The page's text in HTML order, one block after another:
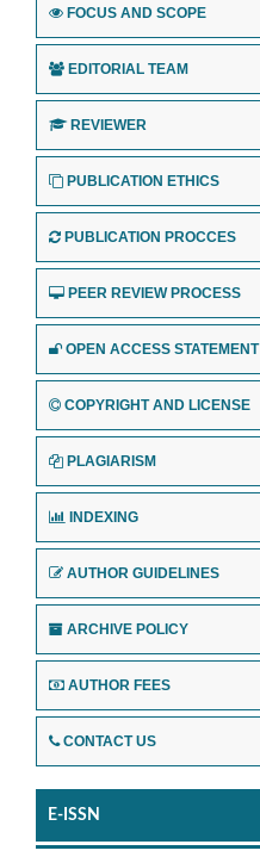
FOCUS AND SCOPE
EDITORIAL TEAM
REVIEWER
PUBLICATION ETHICS
PUBLICATION PROCCES
PEER REVIEW PROCESS
OPEN ACCESS STATEMENT
COPYRIGHT AND LICENSE
PLAGIARISM
INDEXING
AUTHOR GUIDELINES
ARCHIVE POLICY
AUTHOR FEES
CONTACT US
E-ISSN